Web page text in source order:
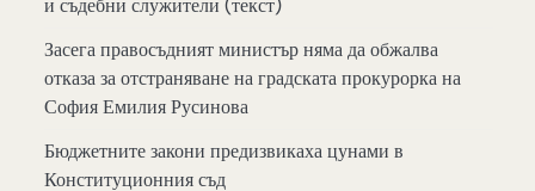
Засега правосъдният министър няма да обжалва
отказа за отстраняване на градската прокурорка на
София Емилия Русинова
Бюджетните закони предизвикаха цунами в
Конституционния съд